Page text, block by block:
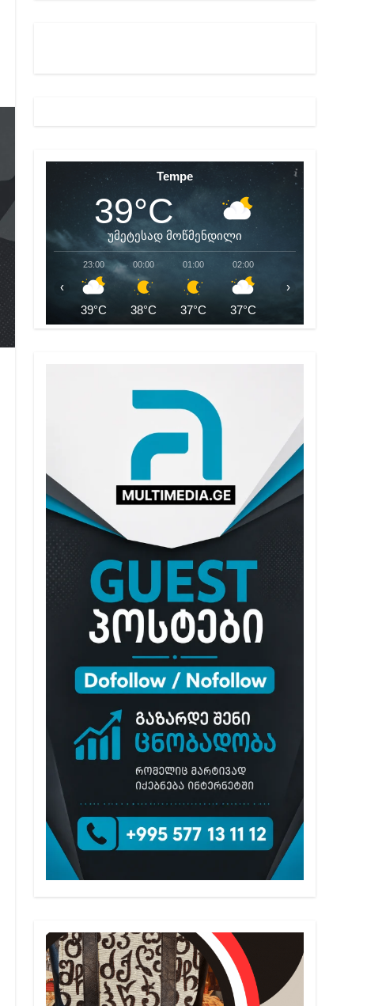
Tempe
39°C
უმეტესად მოწმენდილი
23:00
39°C
00:00
38°C
01:00
37°C
02:00
37°C
‹ ›